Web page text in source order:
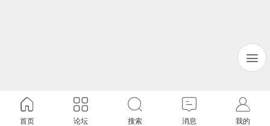
首页 论坛 搜索 消息 我的